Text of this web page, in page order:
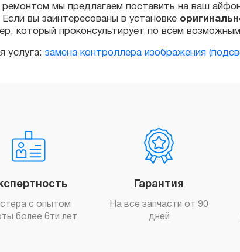
услуга: замена контроллера изображения
с опытом
более 6ти лет
Гарантия
На все запчасти от 90
дней